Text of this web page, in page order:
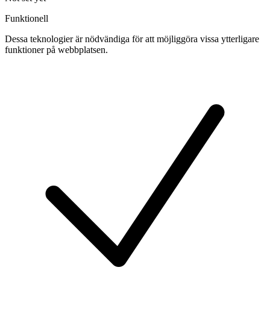
Funktionell
Dessa teknologier är nödvändiga för att möjliggöra vissa ytterligare
funktioner på webbplatsen.